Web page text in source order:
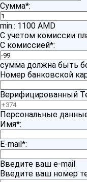
Сумма*:
min.: 1100 AMD
С учетом комиссии
С комиссией*:
сумма должна быть
Номер банковской
Верифицированный
Персональные
Имя*:
E-mail*:
Введите ваш e-mail
Введите ваш номер